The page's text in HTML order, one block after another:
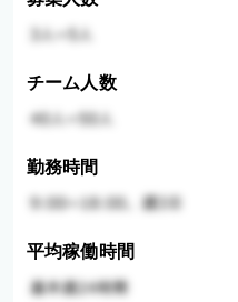
チーム人数
勤務時間
平均稼働時間